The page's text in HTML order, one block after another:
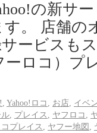
の新サ
。 店舗の
ービスも
ーロコ）プ
Yahoo!ロコ お店
イベ
プレイス ヤフロコ
プレイス ヤフー地図